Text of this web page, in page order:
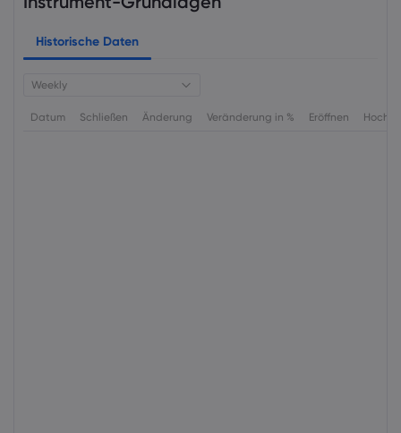
Historische Daten
Weekly
Datum Schließen Änderung Veränderung in % Eröffnen Hoch